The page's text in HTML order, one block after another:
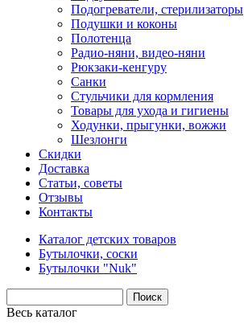
Подогреватели, стерилизаторы
Подушки и коконы
Полотенца
Радио-няни, видео-няни
Рюкзаки-кенгуру
Санки
Стульчики для кормления
Товары для ухода и гигиены
Ходунки, прыгунки, вожжи
Шезлонги
Скидки
Доставка
Статьи, советы
Отзывы
Контакты
Каталог детских товаров
Бутылочки, соски
Бутылочки "Nuk"
Весь каталог